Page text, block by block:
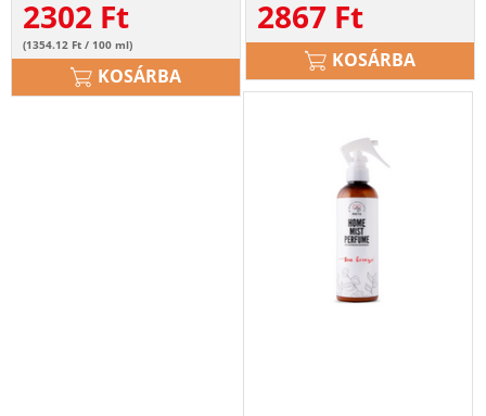
2302 Ft
(1354.12 Ft / 100 ml)
KOSÁRBA
2867 Ft
KOSÁRBA